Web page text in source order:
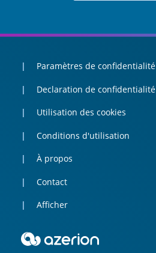
Paramètres de confidentialité
Declaration de confidentialité
Utilisation des cookies
Conditions d'utilisation
À propos
Contact
Afficher